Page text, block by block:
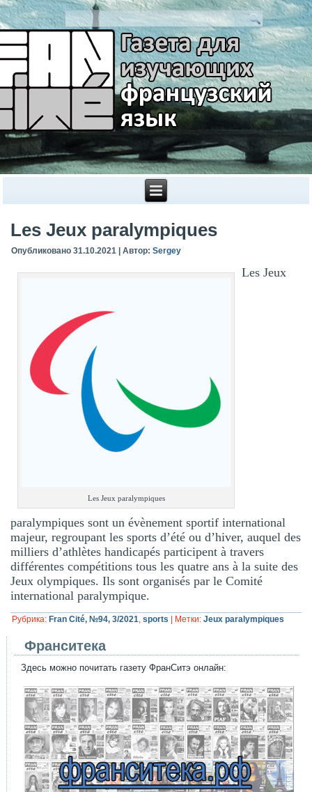
Les Jeux paralympiques
Опубликовано 31.10.2021 |Автор: Sergey
Les Jeux paralympiques
Les Jeux
paralympiques sont un évènement sportif international
majeur, regroupant les sports d’été ou d’hiver, auquel des
milliers d’athlètes handicapés participent à travers
différentes compétitions tous les quatre ans à la suite des
Jeux olympiques. Ils sont organisés par le Comité
international paralympique.
Рубрика: Fran Cité, №94, 3/2021,sports Метки: Jeux paralympiques
Франситека
Здесь можно почитать газету ФранСитэ онлайн: